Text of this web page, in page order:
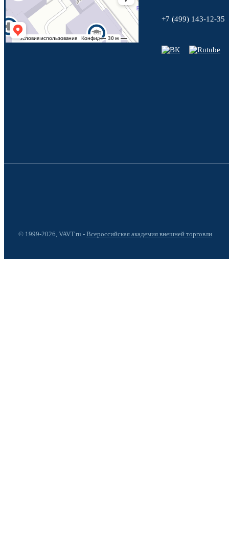
+7 (499) 143-12-35
© 1999-2026, VAVT.ru - Всероссийская академия внешней торговли